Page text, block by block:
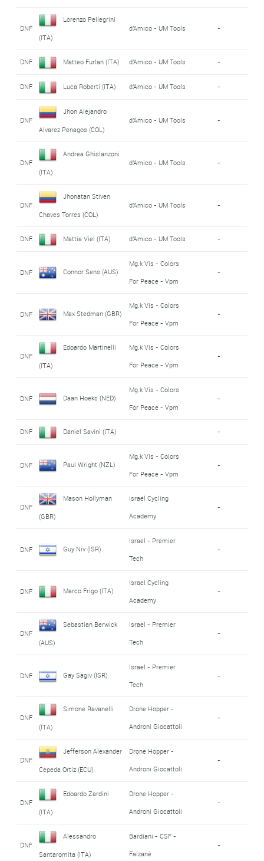
DNF
Lorenzo Pellegrini
(ITA)
d'Amico - UM Tools -
DNF Matteo Furlan (ITA) d'Amico - UM Tools -
DNF Luca Roberti (ITA) d'Amico - UM Tools -
DNF
Jhon Alejandro
Alvarez Penagos (COL)
d'Amico - UM Tools -
DNF
Andrea Ghislanzoni
(ITA)
d'Amico - UM Tools -
DNF
Jhonatan Stiven
Chaves Torres (COL)
d'Amico - UM Tools -
DNF Mattia Viel (ITA) d'Amico - UM Tools -
DNF Connor Sens (AUS)
Mg.k Vis - Colors
For Peace - Vpm
-
DNF Max Stedman (GBR)
Mg.k Vis - Colors
For Peace - Vpm
-
DNF
Edoardo Martinelli
(ITA)
Mg.k Vis - Colors
For Peace - Vpm
-
DNF Daan Hoeks (NED)
Mg.k Vis - Colors
For Peace - Vpm
-
DNF Daniel Savini (ITA) -
DNF Paul Wright (NZL)
Mg.k Vis - Colors
For Peace - Vpm
-
DNF
Mason Hollyman
(GBR)
Israel Cycling
Academy
-
DNF Guy Niv (ISR)
Israel - Premier
Tech
-
DNF Marco Frigo (ITA)
Israel Cycling
Academy
-
DNF
Sebastian Berwick
(AUS)
Israel - Premier
Tech
-
DNF Gay Sagiv (ISR)
Israel - Premier
Tech
-
DNF
Simone Ravanelli
(ITA)
Drone Hopper -
Androni Giocattoli
-
DNF
Jefferson Alexander
Cepeda Ortiz (ECU)
Drone Hopper -
Androni Giocattoli
-
DNF
Edoardo Zardini
(ITA)
Drone Hopper -
Androni Giocattoli
-
DNF
Alessandro
Santaromita (ITA)
Bardiani - CSF -
Faizanè
-